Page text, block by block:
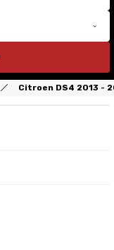
Citroen DS4 2013 -